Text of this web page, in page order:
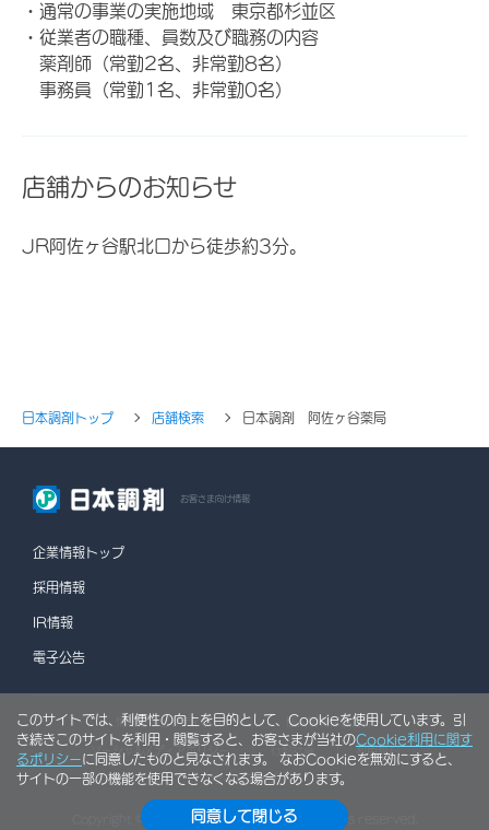
・通常の事業の実施地域 東京都杉並区
・従業者の職種、員数及び職務の内容
薬剤師（常勤2名、非常勤8名）
事務員（常勤1名、非常勤0名）
店舗からのお知らせ
JR阿佐ヶ谷駅北口から徒歩約3分。
日本調剤トップ 店舗検索 日本調剤 阿佐ヶ谷薬局
お客さま向け情報
企業情報トップ
採用情報
IR情報
電子公告
情報セキュリティポリシー 個人情報保護方針
利用規約
サイトマップ
Copyright © NIHON CHOUZAI Co., Ltd. All rights reserved.
このサイトでは、利便性の向上を目的として、Cookieを使用しています。引
き続きこのサイトを利用・閲覧すると、お客さまが当社のCookie利用に関す
るポリシーに同意したものと見なされます。 なおCookieを無効にすると、
サイトの一部の機能を使用できなくなる場合があります。
同意して閉じる